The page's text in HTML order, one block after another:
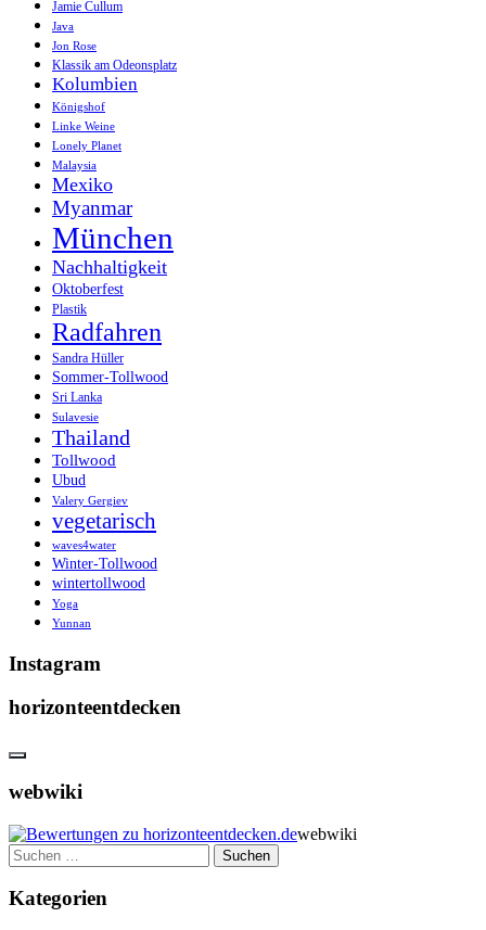
Jamie Cullum
Java
Jon Rose
Klassik am Odeonsplatz
Kolumbien
Königshof
Linke Weine
Lonely Planet
Malaysia
Mexiko
Myanmar
München
Nachhaltigkeit
Oktoberfest
Plastik
Radfahren
Sandra Hüller
Sommer-Tollwood
Sri Lanka
Sulavesie
Thailand
Tollwood
Ubud
Valery Gergiev
vegetarisch
waves4water
Winter-Tollwood
wintertollwood
Yoga
Yunnan
Instagram
horizonteentdecken
webwiki
webwiki
Suchen
nach:
Kategorien